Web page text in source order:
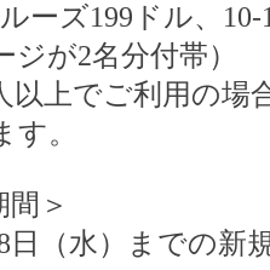
ーズ199ドル、10-
ジが2名分付帯）
以上でご利用の場
。
間＞
日（水）までの新